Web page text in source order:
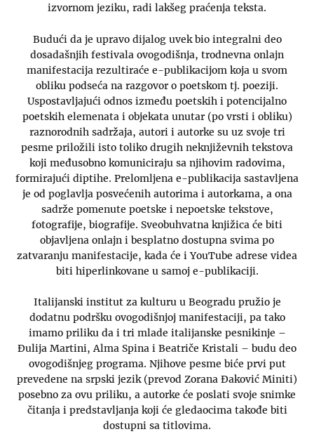
izvornom jeziku, radi lakšeg praćenja teksta.
Budući da je upravo dijalog uvek bio integralni deo
dosadašnjih festivala ovogodišnja, trodnevna onlajn
manifestacija rezultiraće e-publikacijom koja u svom
obliku podseća na razgovor o poetskom tj. poeziji.
Uspostavljajući odnos između poetskih i potencijalno
poetskih elemenata i objekata unutar (po vrsti i obliku)
raznorodnih sadržaja, autori i autorke su uz svoje tri
pesme priložili isto toliko drugih neknjiževnih tekstova
koji međusobno komuniciraju sa njihovim radovima,
formirajući diptihe. Prelomljena e-publikacija sastavljena
je od poglavlja posvećenih autorima i autorkama, a ona
sadrže pomenute poetske i nepoetske tekstove,
fotografije, biografije. Sveobuhvatna knjižica će biti
objavljena onlajn i besplatno dostupna svima po
zatvaranju manifestacije, kada će i YouTube adrese videa
biti hiperlinkovane u samoj e-publikaciji.
Italijanski institut za kulturu u Beogradu pružio je
dodatnu podršku ovogodišnjoj manifestaciji, pa tako
imamo priliku da i tri mlade italijanske pesnikinje –
Đulija Martini, Alma Spina i Beatriče Kristali – budu deo
ovogodišnjeg programa. Njihove pesme biće prvi put
prevedene na srpski jezik (prevod Zorana Đaković Miniti)
posebno za ovu priliku, a autorke će poslati svoje snimke
čitanja i predstavljanja koji će gledaocima takođe biti
dostupni sa titlovima.